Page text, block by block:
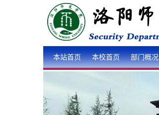
本站首页 本校首页 部门概况